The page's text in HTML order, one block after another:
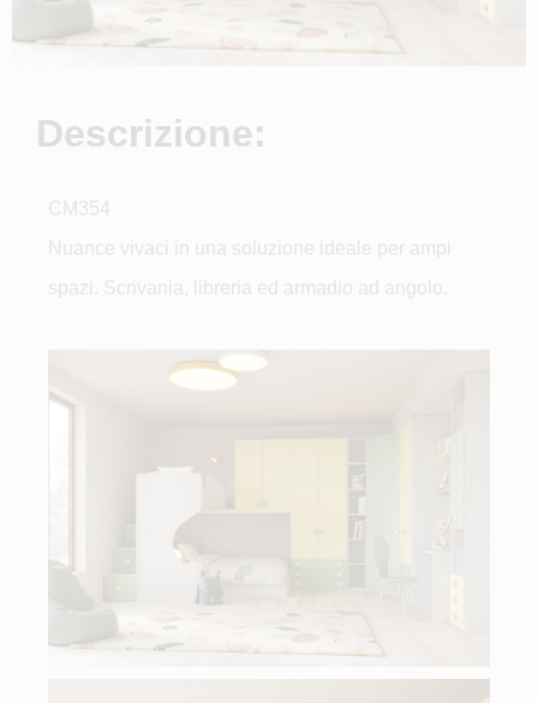
Descrizione:
CM354
Nuance vivaci in una soluzione ideale per ampi
spazi. Scrivania, libreria ed armadio ad angolo.